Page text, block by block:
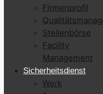
Firmenprofil
Stellenbörse
Facility
Management
Sicherheitsdienst
Werk